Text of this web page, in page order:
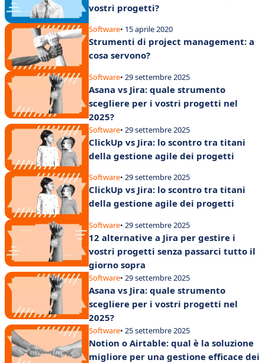
vostri progetti?
Software• 15 aprile 2020
Strumenti di project management: a
cosa servono?
Software• 29 settembre 2025
Asana vs Jira: quale strumento
scegliere per i vostri progetti nel
2025?
Software• 29 settembre 2025
ClickUp vs Jira: lo scontro tra titani
della gestione agile dei progetti
Software• 29 settembre 2025
ClickUp vs Jira: lo scontro tra titani
della gestione agile dei progetti
Software• 29 settembre 2025
12 alternative a Jira per gestire i
vostri progetti senza passarci tutto il
giorno sopra
Software• 29 settembre 2025
Asana vs Jira: quale strumento
scegliere per i vostri progetti nel
2025?
Software• 25 settembre 2025
Notion o Airtable: qual è la soluzione
migliore per una gestione efficace dei